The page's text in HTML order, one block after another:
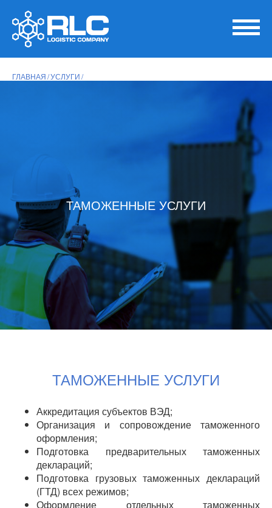
ГЛАВНАЯ УСЛУГИ
ТАМОЖЕННЫЕ УСЛУГИ
ТАМОЖЕННЫЕ УСЛУГИ
Аккредитация субъектов ВЭД;
Организация и сопровождение таможенного
оформления;
Подготовка предварительных таможенных
деклараций;
Подготовка грузовых таможенных деклараций
(ГТД) всех режимов;
Оформление отдельных таможенных